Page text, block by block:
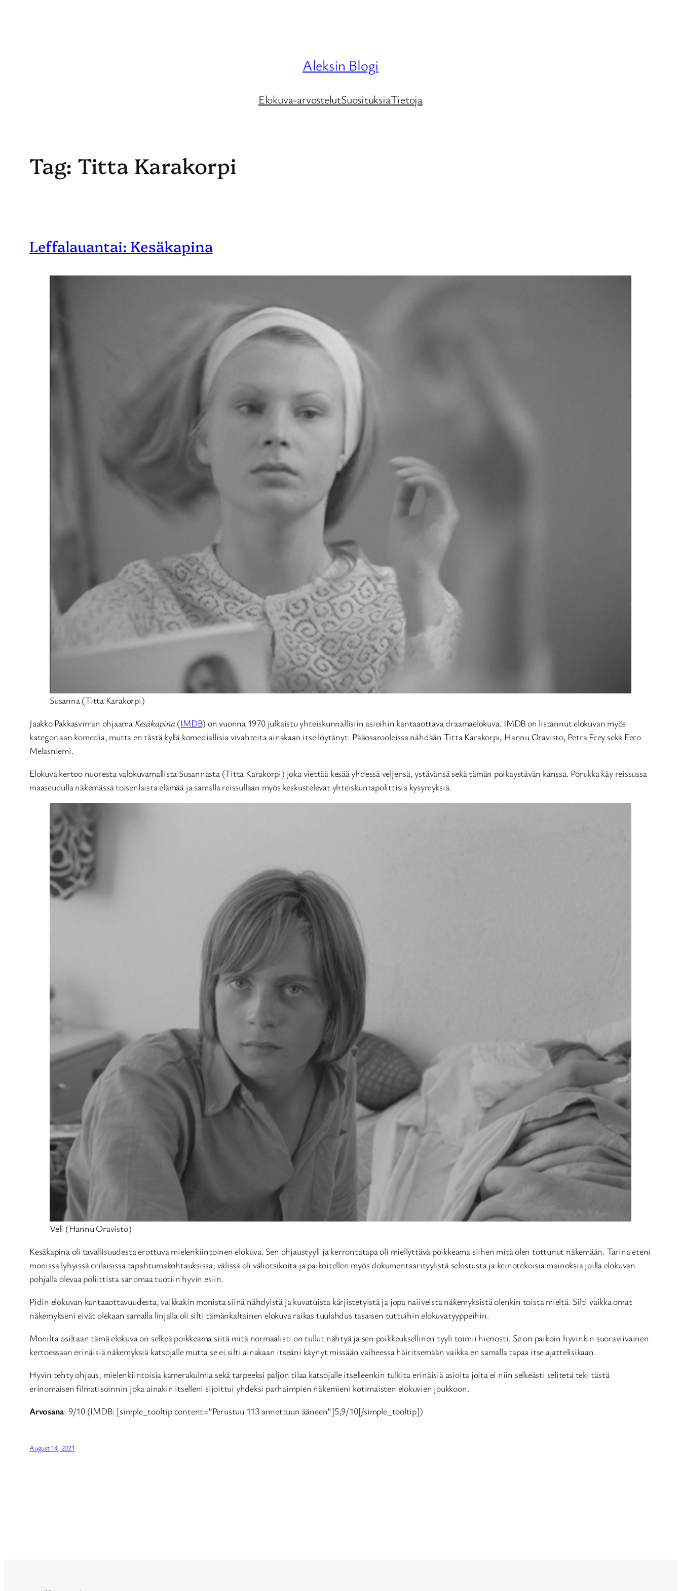
Aleksin Blogi
Elokuva-arvostelutSuosituksiaTietoja
Tag: Titta Karakorpi
Leffalauantai: Kesäkapina
Susanna (Titta Karakorpi)
Jaakko Pakkasvirran ohjaama Kesäkapina(IMDB) on vuonna 1970 julkaistu yhteiskunnallisiin asioihin kantaaottava draamaelokuva. IMDB on listannut elokuvan myös
kategoriaan komedia, mutta en tästä kyllä komediallisia vivahteita ainakaan itse löytänyt. Pääosarooleissa nähdään Titta Karakorpi, Hannu Oravisto, Petra Frey sekä Eero
Melasniemi.
Elokuva kertoo nuoresta valokuvamallista Susannasta (Titta Karakorpi) joka viettää kesää yhdessä veljensä, ystävänsä sekä tämän poikaystävän kanssa. Porukka käy reissussa
maaseudulla näkemässä toisenlaista elämää ja samalla reissullaan myös keskustelevat yhteiskuntapolittisia kysymyksiä.
Veli (Hannu Oravisto)
Kesäkapina oli tavallisuudesta erottuva mielenkiintoinen elokuva. Sen ohjaustyyli ja kerrontatapa oli miellyttävä poikkeama siihen mitä olen tottunut näkemään. Tarina eteni
monissa lyhyissä erilaisissa tapahtumakohtauksissa, välissä oli väliotsikoita ja paikoitellen myös dokumentaarityylistä selostusta ja keinotekoisia mainoksia joilla elokuvan
pohjalla olevaa poliittista sanomaa tuotiin hyvin esiin.
Pidin elokuvan kantaaottavuudesta, vaikkakin monista siinä nähdyistä ja kuvatuista kärjistetyistä ja jopa naiiveista näkemyksistä olenkin toista mieltä. Silti vaikka omat
näkemykseni eivät olekaan samalla linjalla oli silti tämänkaltainen elokuva raikas tuulahdus tasaisen tuttuihin elokuvatyyppeihin.
Monilta osiltaan tämä elokuva on selkeä poikkeama siitä mitä normaalisti on tullut nähtyä ja sen poikkeuksellinen tyyli toimii hienosti. Se on paikoin hyvinkin suoraviivainen
kertoessaan erinäisiä näkemyksiä katsojalle mutta se ei silti ainakaan itseäni käynyt missään vaiheessa häiritsemään vaikka en samalla tapaa itse ajattelisikaan.
Hyvin tehty ohjaus, mielenkiintoisia kamerakulmia sekä tarpeeksi paljon tilaa katsojalle itselleenkin tulkita erinäisiä asioita joita ei niin selkeästi selitetä teki tästä
erinomaisen filmatisoinnin joka ainakin itselleni sijoittui yhdeksi parhaimpien näkemieni kotimaisten elokuvien joukkoon.
Arvosana: 9/10 (IMDB: [simple_tooltip content=”Perustuu 113 annettuun ääneen”]5,9/10[/simple_tooltip])
August 14, 2021